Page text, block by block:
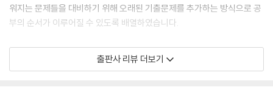
워지는 문제들을 대비하기 위해 오래된 기출문제를 추가하는 방식으로 공
부의 순서가 이루어질 수 있도록 배열하였습니다.
회계학은 감정평가사 시험의 다른 과목과 달리 빠른 시간 내에 실력이 상
승하지 않습니다. 단기간에 눈에 띄는 실력 향상이 없어 학습에 어려움을
출판사 리뷰 더보기